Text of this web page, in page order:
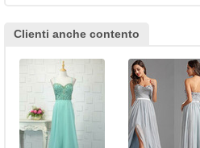
Clienti anche contento